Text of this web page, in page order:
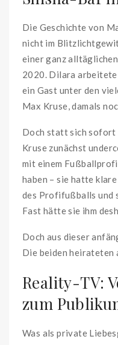
Die Geschichte von
nicht im
einer ganz
2020. Dilara
ein Gast unter den
Max Kruse, damals
Doch statt sich sofort
Kruse zunächst
mit einem
haben – sie hatte
des Profifußballs und
Fast hätte sie ihm
Doch aus dieser
Die beiden heirateten
Reality-TV:
zum
Was als private